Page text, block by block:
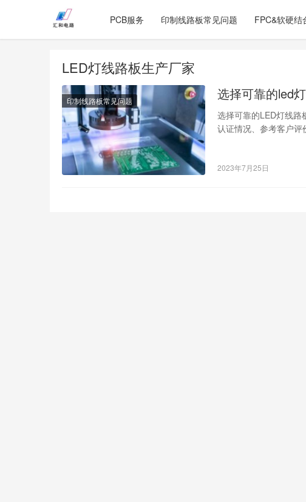
PCB服务 印制线路板常见问题 FPC&软硬结
LED灯线路板生产厂家
印制线路板常见问题 选择可靠的led
选择可靠的LED灯线路
认证情况、参考客户
并进行全面的考量和评
2023年7月25日